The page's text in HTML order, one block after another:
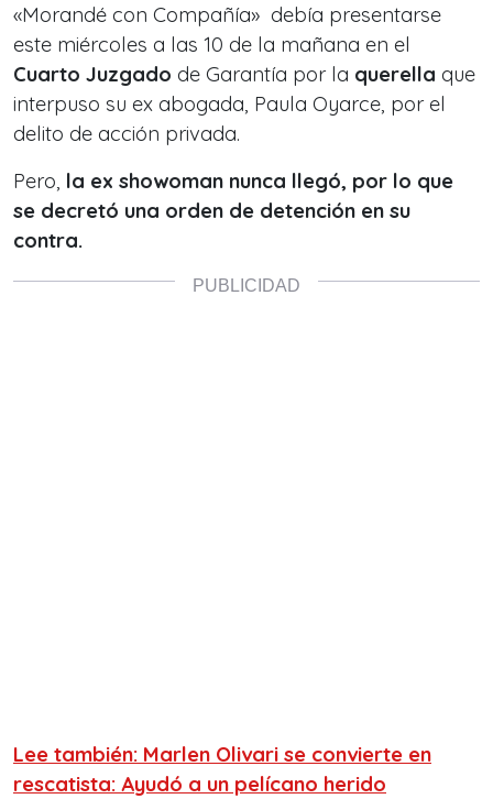
«Morandé con Compañía» debía presentarse
este miércoles a las 10 de la mañana en el
Cuarto Juzgado de Garantía por la querella que
interpuso su ex abogada, Paula Oyarce, por el
delito de acción privada.
Pero, la ex showoman nunca llegó, por lo que
se decretó una orden de detención en su
contra.
Lee también: Marlen Olivari se convierte en
rescatista: Ayudó a un pelícano herido